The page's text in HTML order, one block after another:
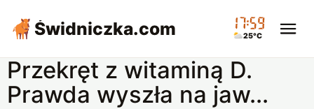
Świdniczka.com 17:59
25°C
Przekręt z witaminą D.
Prawda wyszła na jaw...